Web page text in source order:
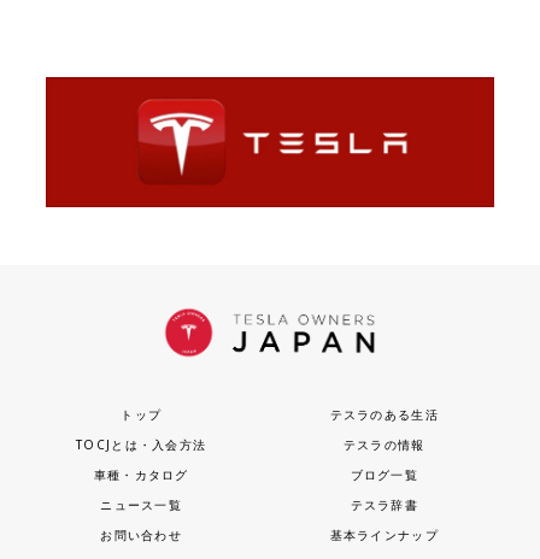
トップ
テスラのある生活
TOCJとは・入会方法
テスラの情報
車種・カタログ
ブログ一覧
ニュース一覧
テスラ辞書
お問い合わせ
基本ラインナップ